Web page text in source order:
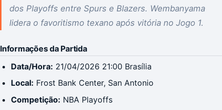
dos Playoffs entre Spurs e Blazers. Wembanyama
lidera o favoritismo texano após vitória no Jogo 1.
Informações da Partida
Data/Hora: 21/04/2026 21:00 Brasília
Local: Frost Bank Center, San Antonio
Competição: NBA Playoffs